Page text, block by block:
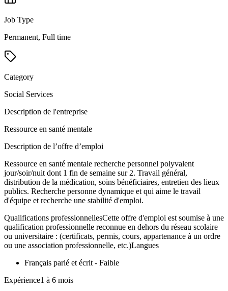
Job Type
Permanent, Full time
Category
Social Services
Description de l'entreprise
Ressource en santé mentale
Description de l’offre d’emploi
Ressource en santé mentale recherche personnel polyvalent
jour/soir/nuit dont 1 fin de semaine sur 2. Travail général,
distribution de la médication, soins bénéficiaires, entretien des lieux
publics. Recherche personne dynamique et qui aime le travail
d'équipe et recherche une stabilité d'emploi.
Qualifications professionnellesCette offre d'emploi est soumise à une
qualification professionnelle reconnue en dehors du réseau scolaire
ou universitaire : (certificats, permis, cours, appartenance à un ordre
ou une association professionnelle, etc.)Langues
Français parlé et écrit - Faible
Expérience1 à 6 mois